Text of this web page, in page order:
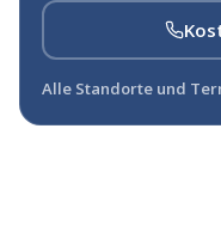
Alle Standorte und